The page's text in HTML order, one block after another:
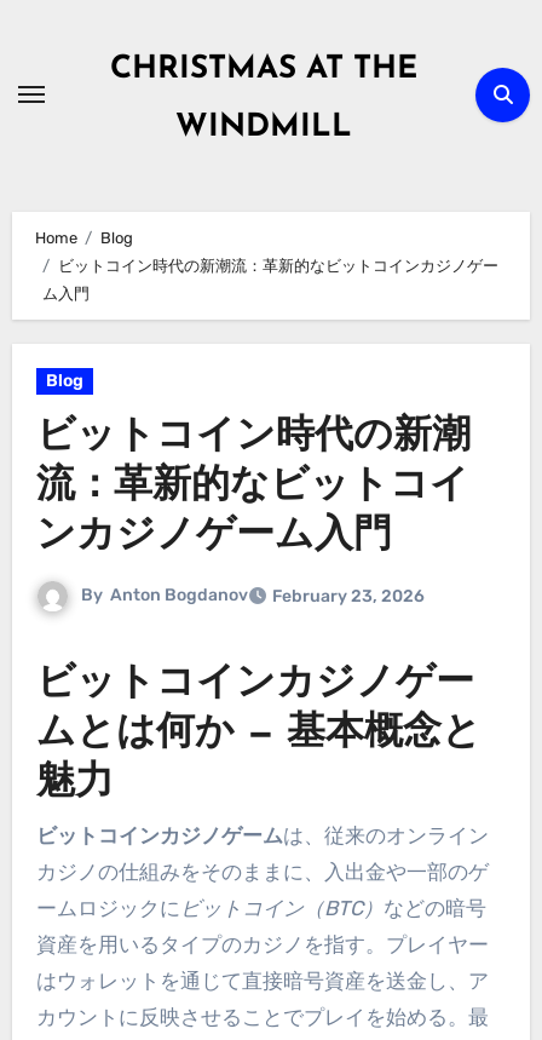
content
CHRISTMAS AT THE
WINDMILL
Home
Blog
ビットコイン時代の新潮流：革新的なビットコインカジノゲー
ム入門
Blog
ビットコイン時代の新潮
流：革新的なビットコイ
ンカジノゲーム入門
By Anton Bogdanov February 23, 2026
ビットコインカジノゲー
ムとは何か — 基本概念と
魅力
ビットコインカジノゲームは、従来のオンライン
カジノの仕組みをそのままに、入出金や一部のゲ
ームロジックに ビットコイン（BTC） などの暗号
資産を用いるタイプのカジノを指す。プレイヤー
はウォレットを通じて直接暗号資産を送金し、ア
カウントに反映させることでプレイを始める。最